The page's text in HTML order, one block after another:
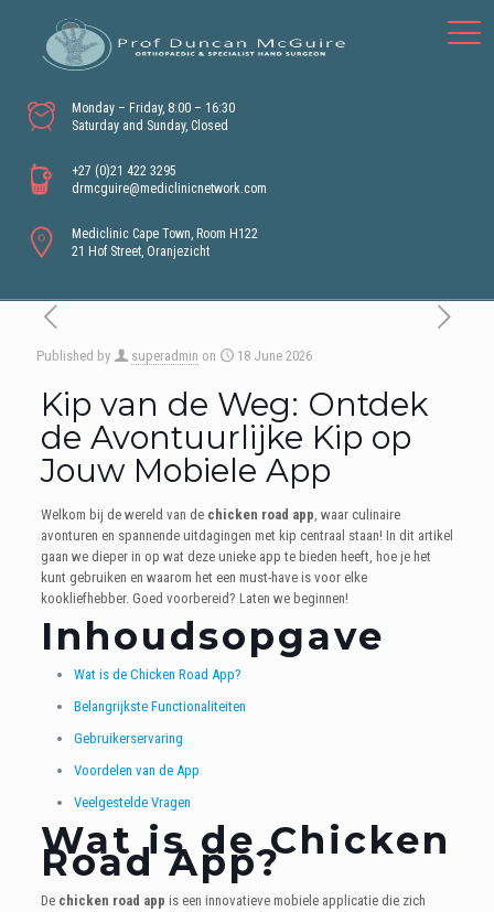
Monday – Friday, 8:00 – 16:30
Saturday and Sunday, Closed
+27 (0)21 422 3295
drmcguire@mediclinicnetwork.com
Mediclinic Cape Town, Room H122
21 Hof Street, Oranjezicht
Published by superadmin on 18 June 2026
Kip van de Weg: Ontdek
de Avontuurlijke Kip op
Jouw Mobiele App
Welkom bij de wereld van de chicken road app, waar culinaire
avonturen en spannende uitdagingen met kip centraal staan! In dit artikel
gaan we dieper in op wat deze unieke app te bieden heeft, hoe je het
kunt gebruiken en waarom het een must-have is voor elke
kookliefhebber. Goed voorbereid? Laten we beginnen!
Inhoudsopgave
Wat is de Chicken Road App?
Belangrijkste Functionaliteiten
Gebruikerservaring
Voordelen van de App
Veelgestelde Vragen
Wat is de Chicken
Road App?
De chicken road app is een innovatieve mobiele applicatie die zich